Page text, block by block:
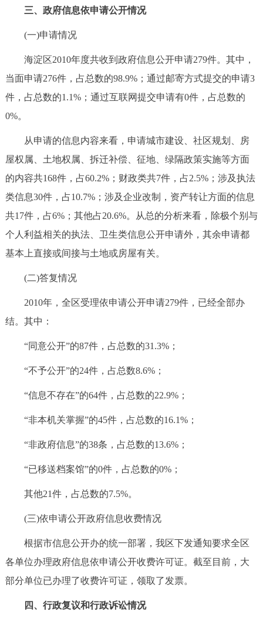
三、政府信息依申请公开情况
(一)申请情况
海淀区2010年度共收到政府信息公开申请279件。其中，
当面申请276件，占总数的98.9%；通过邮寄方式提交的申请3
件，占总数的1.1%；通过互联网提交申请有0件，占总数的
0%。
从申请的信息内容来看，申请城市建设、社区规划、房
屋权属、土地权属、拆迁补偿、征地、绿隔政策实施等方面
的内容共168件，占60.2%；财政类共7件，占2.5%；涉及执法
类信息30件，占10.7%；涉及企业改制，资产转让方面的信息
共17件，占6%；其他占20.6%。从总的分析来看，除极个别与
个人利益相关的执法、卫生类信息公开申请外，其余申请都
基本上直接或间接与土地或房屋有关。
(二)答复情况
2010年，全区受理依申请公开申请279件，已经全部办
结。其中：
“同意公开”的87件，占总数的31.3%；
“不予公开”的24件，占总数8.6%；
“信息不存在”的64件，占总数的22.9%；
“非本机关掌握”的45件，占总数的16.1%；
“非政府信息”的38条，占总数的13.6%；
“已移送档案馆”的0件，占总数的0%；
其他21件，占总数的7.5%。
(三)依申请公开政府信息收费情况
根据市信息公开办的统一部署，我区下发通知要求全区
各单位办理政府信息依申请公开收费许可证。截至目前，大
部分单位已办理了收费许可证，领取了发票。
四、行政复议和行政诉讼情况